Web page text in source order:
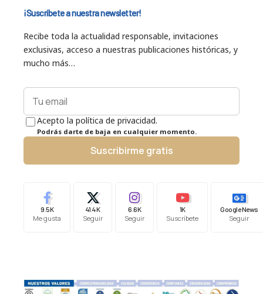
¡Suscríbete a nuestra newsletter!
Recibe toda la actualidad responsable, invitaciones
exclusivas, acceso a nuestras publicaciones históricas, y
mucho más…
Acepto la política de privacidad.
Podrás darte de baja en cualquier momento.
Suscribirme gratis
9.5K
Me gusta
41.4K
Seguir
6.6K
Seguir
1K
Suscríbete
Google News
Seguir